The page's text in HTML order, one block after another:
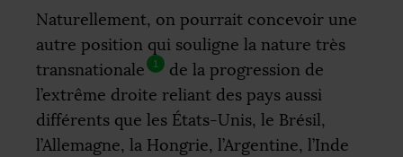
Naturellement, on pourrait concevoir une
autre position qui souligne la nature très
transnationale
1
de la progression de
l’extrême droite reliant des pays aussi
différents que les États-Unis, le Brésil,
l’Allemagne, la Hongrie, l’Argentine, l’Inde